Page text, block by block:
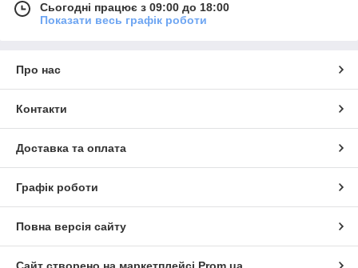
Сьогодні працює з 09:00 до 18:00
Показати весь графік роботи
Про нас
Контакти
Доставка та оплата
Графік роботи
Повна версія сайту